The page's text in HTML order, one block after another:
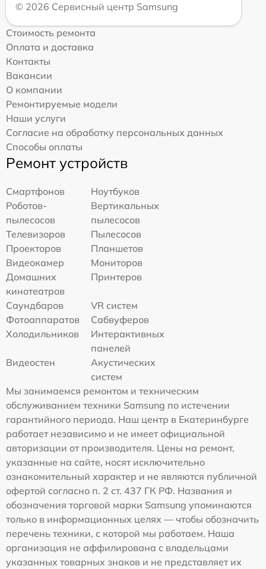
© 2026 Сервисный центр Samsung
Стоимость ремонта
Оплата и доставка
Контакты
Вакансии
О компании
Ремонтируемые модели
Наши услуги
Согласие на обработку персональных данных
Способы оплаты
Ремонт устройств
Смартфонов
Ноутбуков
Роботов-
пылесосов
Вертикальных
пылесосов
Телевизоров
Пылесосов
Проекторов
Планшетов
Видеокамер
Мониторов
Домашних
кинотеатров
Принтеров
Саундбаров
VR систем
Фотоаппаратов
Сабвуферов
Холодильников
Интерактивных
панелей
Видеостен
Акустических
систем
Мы занимаемся ремонтом и техническим
обслуживанием техники Samsung по истечении
гарантийного периода. Наш центр в Екатеринбурге
работает независимо и не имеет официальной
авторизации от производителя. Цены на ремонт,
указанные на сайте, носят исключительно
ознакомительный характер и не являются публичной
офертой согласно п. 2 ст. 437 ГК РФ. Названия и
обозначения торговой марки Samsung упоминаются
только в информационных целях — чтобы обозначить
перечень техники, с которой мы работаем. Наша
организация не аффилирована с владельцами
указанных товарных знаков и не представляет их